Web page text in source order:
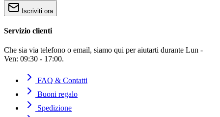
Iscriviti ora
Servizio clienti
Che sia via telefono o email, siamo qui per aiutarti durante Lun -
Ven: 09:30 - 17:00.
FAQ & Contatti
Buoni regalo
Spedizione